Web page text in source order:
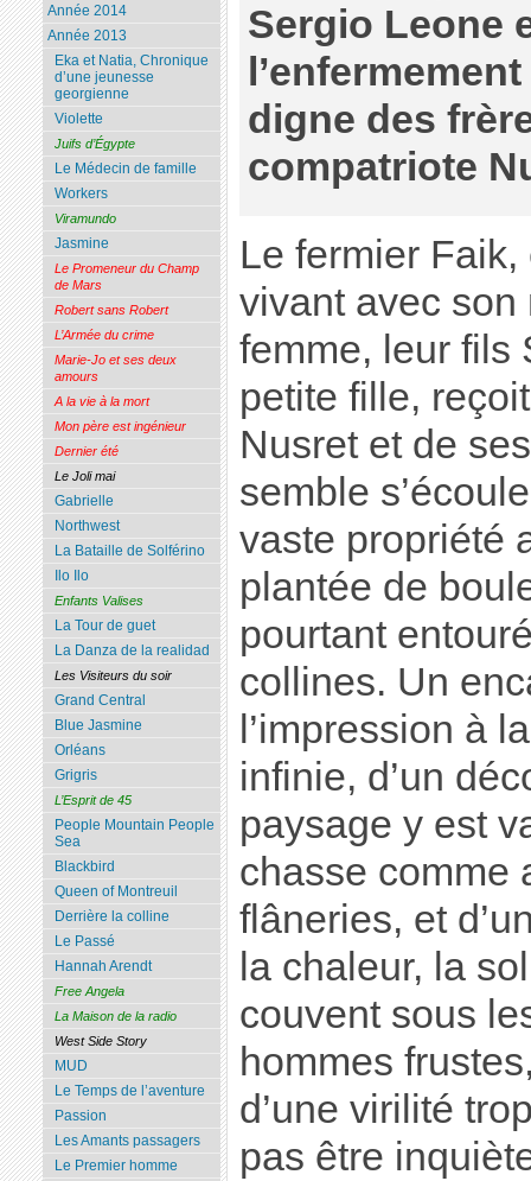
Sergio Leone
digne des
compatriote
Le fermier
vivant avec son
femme, leur fils
petite fille,
Nusret et de
semble
vaste propriété
plantée de
pourtant
collines. Un
l’impression à
infinie, d’un
paysage y est
chasse comme
flâneries, et
la chaleur, la
couvent sous
hommes
d’une virilité
pas être
Année 2014
Année 2013
Eka et Natia, Chronique
d’une jeunesse
georgienne
Violette
Juifs d’Égypte
Le Médecin de famille
Workers
Viramundo
Jasmine
Le Promeneur du Champ
de Mars
Robert sans Robert
L’Armée du crime
Marie-Jo et ses deux
amours
A la vie à la mort
Mon père est ingénieur
Dernier été
Le Joli mai
Gabrielle
Northwest
La Bataille de Solférino
Ilo Ilo
Enfants Valises
La Tour de guet
La Danza de la realidad
Les Visiteurs du soir
Grand Central
Blue Jasmine
Orléans
Grigris
L’Esprit de 45
People Mountain People
Sea
Blackbird
Queen of Montreuil
Derrière la colline
Le Passé
Hannah Arendt
Free Angela
La Maison de la radio
West Side Story
MUD
Le Temps de l’aventure
Passion
Les Amants passagers
Le Premier homme